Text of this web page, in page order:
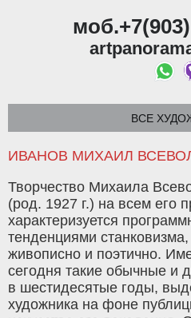
ВСЕ
ИВАНОВ МИХАИЛ
Творчество Михаила
(род. 1927 г.) на всем его
характеризуется
тенденциями
живописно и поэтично.
сегодня такие обычные и
в шестидесятые годы,
художника на фоне